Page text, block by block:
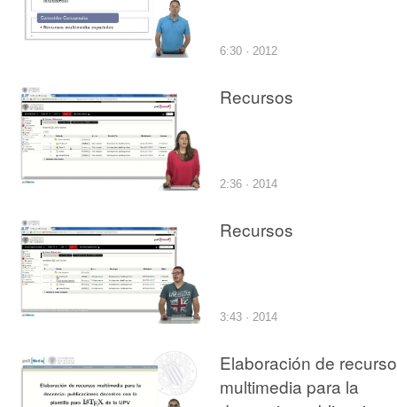
6:30 · 2012
Recursos
2:36 · 2014
Recursos
3:43 · 2014
Elaboración de
multimedia para la